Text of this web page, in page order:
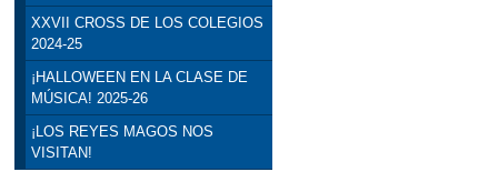
XXVII CROSS DE LOS COLEGIOS
2024-25
¡HALLOWEEN EN LA CLASE DE
MÚSICA! 2025-26
¡LOS REYES MAGOS NOS
VISITAN!